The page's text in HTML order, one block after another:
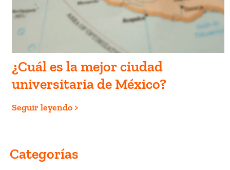
¿Cuál es la mejor ciudad
universitaria de México?
Seguir leyendo >
Categorías